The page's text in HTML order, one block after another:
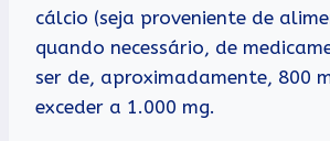
cálcio (seja proveniente de
quando necessário, de
ser de, aproximadamente, 800
exceder a 1.000 mg.